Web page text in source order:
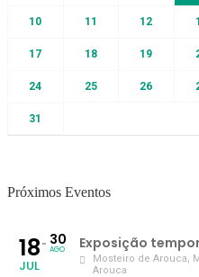
10 11 12
17 18 19
24 25 26
31
Próximos Eventos
18
JUL
30
AGO Exposição
Mosteiro de Arouca,
Arouca